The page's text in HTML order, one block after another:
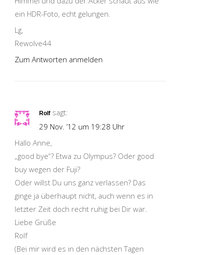
ein HDR-Foto, echt gelungen.
Lg,
Rewolve44
Zum Antworten anmelden
Rolf sagt:
29 Nov. ’12 um 19:28 Uhr
Hallo Anne,
„good bye“? Etwa zu Olympus? Oder good
buy wegen der Fuji?
Oder willst Du uns ganz verlassen? Das
ginge ja überhaupt nicht, auch wenn es in
letzter Zeit doch recht ruhig bei Dir war.
Liebe Grüße
Rolf
(Bei mir wird es in den nächsten Tagen